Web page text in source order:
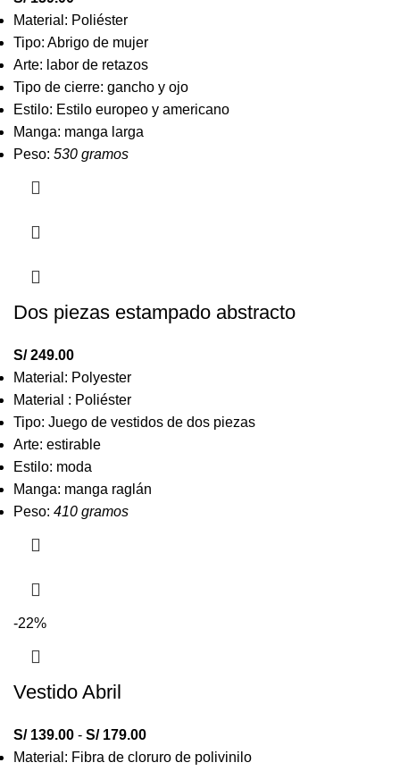
Material: Poliéster
Tipo: Abrigo de mujer
Arte: labor de retazos
Tipo de cierre: gancho y ojo
Estilo: Estilo europeo y americano
Manga: manga larga
Peso: 530 gramos
Dos piezas estampado abstracto
S/249.00
Material: Polyester
Material : Poliéster
Tipo: Juego de vestidos de dos piezas
Arte: estirable
Estilo: moda
Manga: manga raglán
Peso: 410 gramos
-22%
Vestido Abril
S/139.00 - S/179.00
Material: Fibra de cloruro de polivinilo